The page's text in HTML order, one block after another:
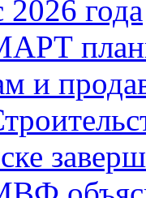
2026 года
и